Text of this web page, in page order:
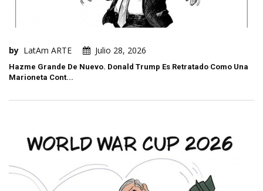
by LatAm ARTE Julio 28, 2026
Hazme Grande De Nuevo. Donald Trump Es Retratado Como Una
Marioneta Cont...